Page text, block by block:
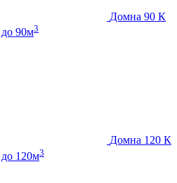
Домна 90 К
90м3
Домна 120 К
120м3